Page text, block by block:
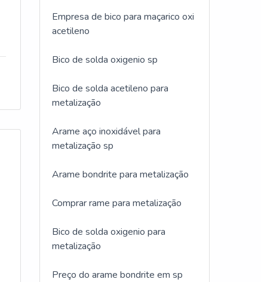
Empresa de bico para maçarico oxi
acetileno
Bico de solda oxigenio sp
Bico de solda acetileno para
metalização
Arame aço inoxidável para
metalização sp
Arame bondrite para metalização
Comprar rame para metalização
Bico de solda oxigenio para
metalização
Preço do arame bondrite em sp